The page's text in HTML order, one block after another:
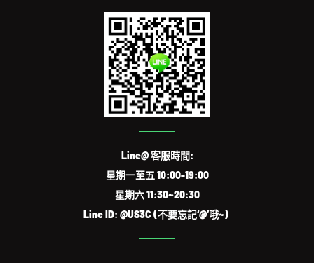
Line@ 客服時間:
星期一至五 10:00-19:00
星期六 11:30~20:30
Line ID: @US3C (不要忘記‘@’哦~)